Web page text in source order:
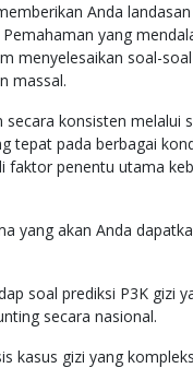
Anda
yang
menyelesaikan soal-
massal.
konsisten
tepat pada berbagai
faktor penentu utama
yang akan Anda
soal prediksi P3K gizi
secara nasional.
kasus gizi yang